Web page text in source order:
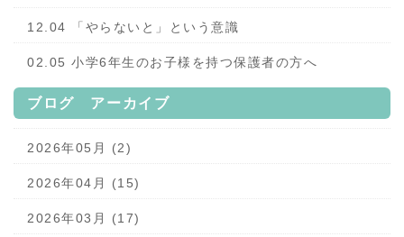
12.04 「やらないと」という意識
02.05 小学6年生のお子様を持つ保護者の方へ
ブログ アーカイブ
2026年05月 (2)
2026年04月 (15)
2026年03月 (17)